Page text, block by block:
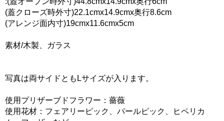
(蓋クローズ時外寸)22.1cmx14.9cmx奥行8.6cm
(アレンジ面内寸)19cmx11.6cmx5cm
素材/木製、ガラス
写真は両サイドともLサイズが入ります。
使用プリザーブドフラワー：薔薇
使用花材：フェアリーピック、パールピック、ヒペリカ